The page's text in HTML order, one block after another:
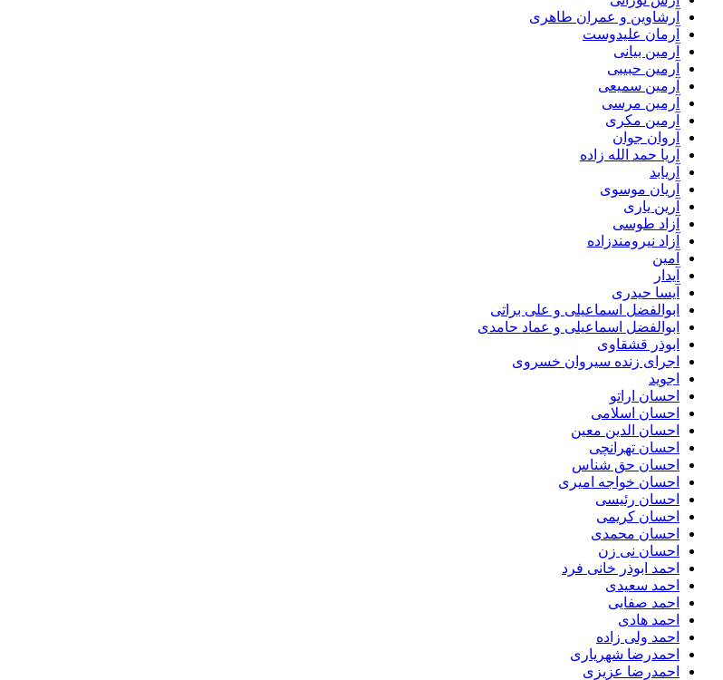
آرشاوین و عمران طاهری
آرمان علیدوست
آرمین بیانی
آرمین حبیبی
آرمین سمیعی
آرمین مرسی
آرمین مکری
آروان جوان
آریا حمد الله زاده
آریابد
آریان موسوی
آرین یاری
آزاد طوسی
آزاد نیرومندزاده
آمین
آیدار
آیسا حیدری
ابوالفضل اسماعیلی و علی براتی
ابوالفضل اسماعیلی و عماد حامدی
ابوذر قشقاوی
اجرای زنده سیروان خسروی
اجوید
احسان اراتو
احسان اسلامی
احسان الدین معین
احسان تهرانچی
احسان حق شناس
احسان خواجه امیری
احسان رئیسی
احسان کریمی
احسان محمدی
احسان نی زن
احمد ابوذر خانی فرد
احمد سعیدی
احمد صفایی
احمد هادی
احمد ولی زاده
احمدرضا شهریاری
احمدرضا عزیزی